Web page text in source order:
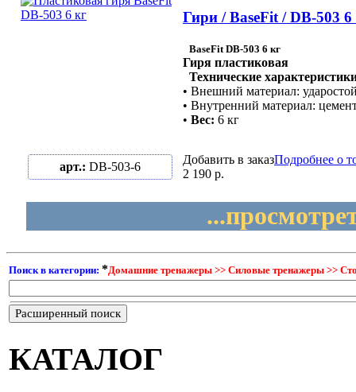
Гири / BaseFit / DB-503 6
BaseFit DB-503 6 кг
Гиря пластиковая
Технические
• Внешний материал:
• Внутренний материал:
• Вес: 6 кг
арт.: DB-503-6
Добавить в заказПодробнее о
2 190 р.
Поиск в категории: *Домашние тренажеры >> Силовые тренажеры >>
Расширенный поиск
КАТАЛОГ